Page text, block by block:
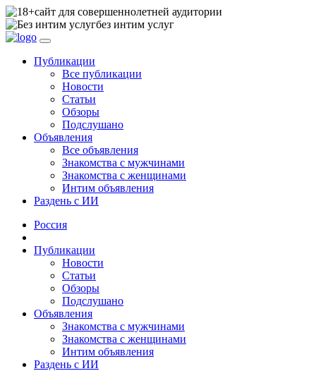
сайт для совершеннолетней аудитории
без интим услуг
Публикации
Все публикации
Новости
Статьи
Обзоры
Подслушано
Объявления
Все объявления
Знакомства с мужчинами
Знакомства с женщинами
Интим объявления
Раздень с ИИ
Россия
Публикации
Новости
Статьи
Обзоры
Подслушано
Объявления
Знакомства с мужчинами
Знакомства с женщинами
Интим объявления
Раздень с ИИ